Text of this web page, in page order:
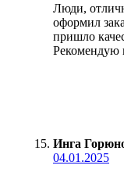
Люди,
оформил
пришло
Рекомендую
Инга
04.01.2025